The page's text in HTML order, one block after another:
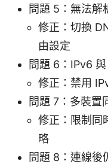
問題 5：無法解
修正：切換
由設定
問題 6：IPv6
修正：禁用
問題 7：多裝置
修正：限制同
略
問題 8：連線後